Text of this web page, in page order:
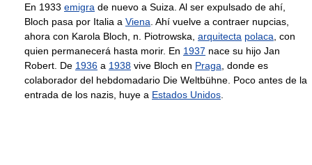
En 1933 emigra de nuevo a Suiza. Al ser expulsado de ahí,
Bloch pasa por Italia a Viena . Ahí vuelve a contraer nupcias,
ahora con Karola Bloch, n. Piotrowska, arquitecta polaca , con
quien permanecerá hasta morir. En 1937 nace su hijo Jan
Robert. De 1936 a 1938 vive Bloch en Praga , donde es
colaborador del hebdomadario Die Weltbühne. Poco antes de la
entrada de los nazis, huye a Estados Unidos